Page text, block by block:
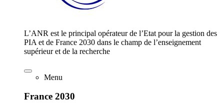
L’ANR est le principal opérateur de l’Etat pour la gestion des
PIA et de France 2030 dans le champ de l’enseignement
supérieur et de la recherche
Menu
France 2030